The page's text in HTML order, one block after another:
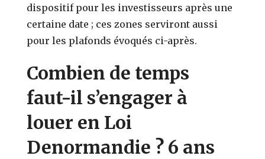
dispositif pour les investisseurs après une
certaine date ; ces zones serviront aussi
pour les plafonds évoqués ci-après.
Combien de temps
faut-il s’engager à
louer en Loi
Denormandie ? 6 ans